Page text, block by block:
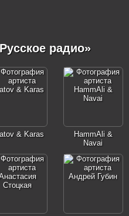
радио»
& Karas
HammAli &
Navai